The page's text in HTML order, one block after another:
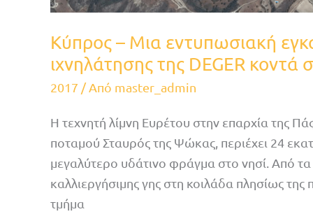
Kύπρος – Μια εντυπωσιακή
ιχνηλάτησης της DEGER κοντά
2017 / Από master_admin
Η τεχνητή λίμνη Ευρέτου στην επαρχία της
ποταμού Σταυρός της Ψώκας, περιέχει 24
μεγαλύτερο υδάτινο φράγμα στο νησί. Από τα
καλλιεργήσιμης γης στη κοιλάδα πλησίως
τμήμα